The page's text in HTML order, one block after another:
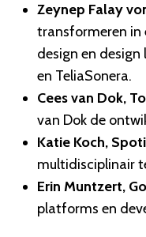
Zeynep Falay
transformeren in
design en
en TeliaSonera.
Cees van Dok,
van Dok de
Katie Koch,
multidisciplinair
Erin Muntzert,
platforms en